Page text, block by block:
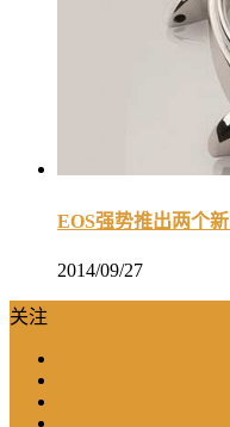
EOS强势推出两个
2014/09/27
关注